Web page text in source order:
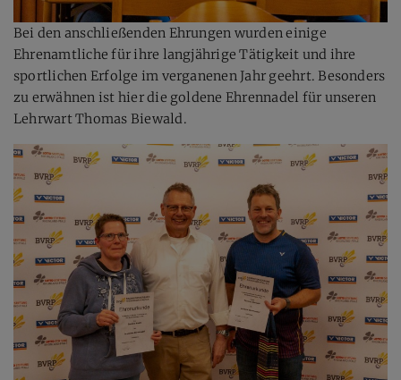
Bei den anschließenden Ehrungen wurden einige
Ehrenamtliche für ihre langjährige Tätigkeit und ihre
sportlichen Erfolge im verganenen Jahr geehrt. Besonders
zu erwähnen ist hier die goldene Ehrennadel für unseren
Lehrwart Thomas Biewald.